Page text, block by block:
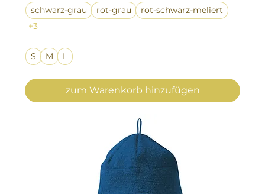
schwarz-grau rot-grau
rot-schwarz-meliert
+3
S M L
zum Warenkorb hinzufügen